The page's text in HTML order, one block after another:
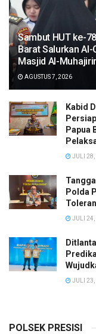
Sambut HUT ke-
Barat Salurkan Al-
Masjid Al-
AGUSTUS 7, 2026
Kabid
Papua
JULI
Polda
JULI
JULI
POLSEK PRESISI